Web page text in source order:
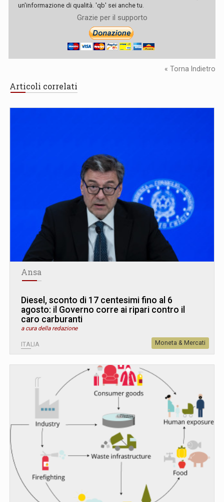
un'informazione di qualità. 'qb' sei anche tu.
Grazie per il supporto
« Torna Indietro
Articoli correlati
Ansa
Diesel, sconto di 17 centesimi fino al 6
agosto: il Governo corre ai ripari contro il
caro carburanti
a cura della redazione
ITALIA Moneta & Mercati